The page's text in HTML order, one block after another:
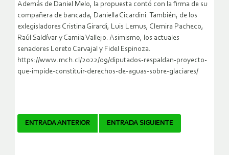
Además de Daniel Melo, la propuesta contó con la firma de su
compañera de bancada, Daniella Cicardini. También, de los
exlegisladores Cristina Girardi, Luis Lemus, Clemira Pacheco,
Raúl Saldívar y Camila Vallejo. Asimismo, los actuales
senadores Loreto Carvajal y Fidel Espinoza.
https://www.mch.cl/2022/09/diputados-respaldan-proyecto-
que-impide-constituir-derechos-de-aguas-sobre-glaciares/
Navegador
ENTRADA ANTERIOR ENTRADA SIGUIENTE